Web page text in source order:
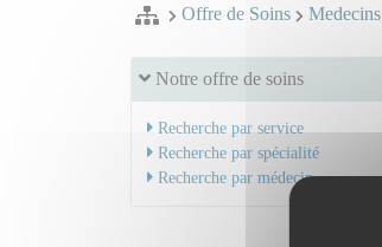
Offre de Soins Medecins
Notre offre de soins
Recherche par service
Recherche par spécialité
Recherche par médecin